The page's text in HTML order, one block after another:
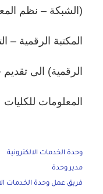
(الشبكة – نظم
المكتبة الرقمية –
الرقمية) الى
المعلومات للكليات
وحدة الخدمات الالكترونية
مدير وحدة
فريق عمل وحدة الخدمات